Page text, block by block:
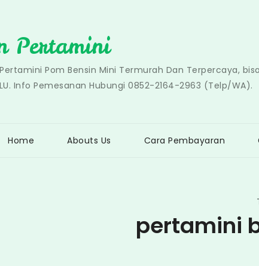
Pertamini
Pom Bensin Mini Termurah Dan Terpercaya, bisa
Info Pemesanan Hubungi 0852-2164-2963 (Telp/WA).
Home Abouts Us Cara Pembayaran
pertamini